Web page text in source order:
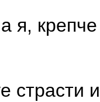
я,
страсти